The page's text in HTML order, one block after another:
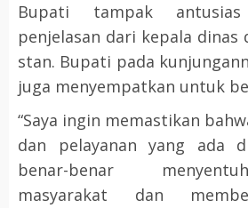
Bupati tampak antusias
penjelasan dari kepala
stan. Bupati pada
juga menyempatkan untuk
“Saya ingin memastikan
dan pelayanan yang ada
benar-benar
masyarakat dan